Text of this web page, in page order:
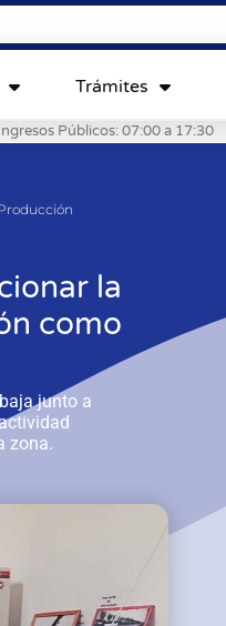
Trámites
Públicos: 07:00 a 17:30
la
como
junto a
zona.